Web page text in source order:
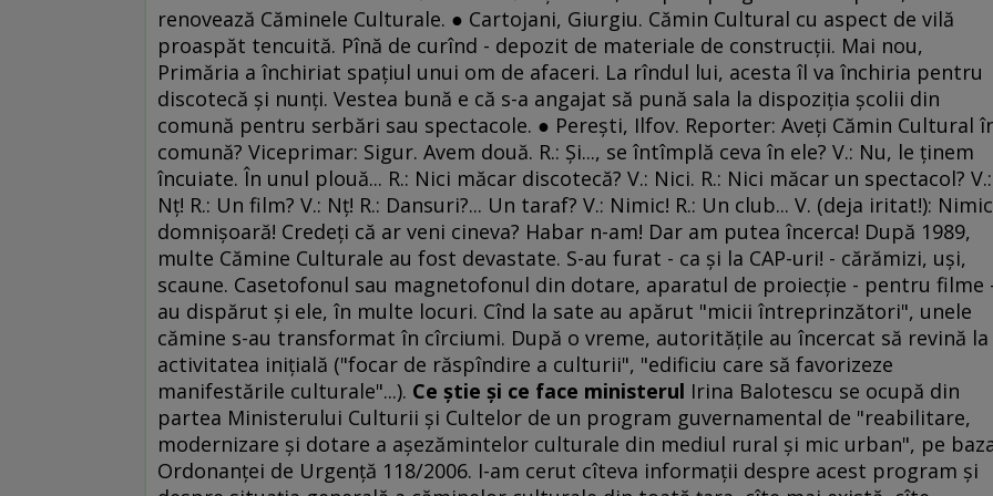
renovează Căminele Culturale. ● Cartojani, Giurgiu. Cămin Cultural cu aspect de vilă
proaspăt tencuită. Pînă de curînd - depozit de materiale de construcţii. Mai nou,
Primăria a închiriat spaţiul unui om de afaceri. La rîndul lui, acesta îl va închiria pentru
discotecă şi nunţi. Vestea bună e că s-a angajat să pună sala la dispoziţia şcolii din
comună pentru serbări sau spectacole. ● Pereşti, Ilfov. Reporter: Aveţi Cămin Cultural
comună? Viceprimar: Sigur. Avem două. R.: Şi..., se întîmplă ceva în ele? V.: Nu, le ţinem
încuiate. În unul plouă... R.: Nici măcar discotecă? V.: Nici. R.: Nici măcar un spectacol? V.:
Nţ! R.: Un film? V.: Nţ! R.: Dansuri?... Un taraf? V.: Nimic! R.: Un club... V. (deja iritat!):
domnişoară! Credeţi că ar veni cineva? Habar n-am! Dar am putea încerca! După 1989,
multe Cămine Culturale au fost devastate. S-au furat - ca şi la CAP-uri! - cărămizi, uşi,
scaune. Casetofonul sau magnetofonul din dotare, aparatul de proiecţie - pentru filme
au dispărut şi ele, în multe locuri. Cînd la sate au apărut "micii întreprinzători", unele
cămine s-au transformat în cîrciumi. După o vreme, autorităţile au încercat să revină la
activitatea iniţială ("focar de răspîndire a culturii", "edificiu care să favorizeze
manifestările culturale"...). Ce ştie şi ce face ministerul Irina Balotescu se ocupă din
partea Ministerului Culturii şi Cultelor de un program guvernamental de "reabilitare,
modernizare şi dotare a aşezămintelor culturale din mediul rural şi mic urban", pe
Ordonanţei de Urgenţă 118/2006. I-am cerut cîteva informaţii despre acest program şi